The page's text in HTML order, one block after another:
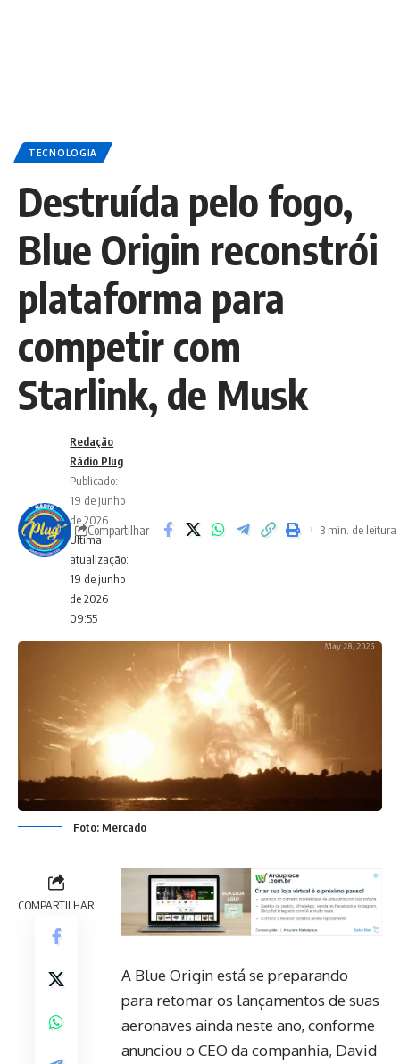
TECNOLOGIA
Destruída pelo fogo,
Blue Origin reconstrói
plataforma para
competir com
Starlink, de Musk
Ultima
atualização:
19 de junho
de 2026
09:55
Redação
Rádio Plug
Publicado:
19 de junho
de 2026
Compartilhar 3 min. de leitura
Foto: Mercado
COMPARTILHAR
A Blue Origin está se preparando
para retomar os lançamentos de suas
aeronaves ainda neste ano, conforme
anunciou o CEO da companhia, David